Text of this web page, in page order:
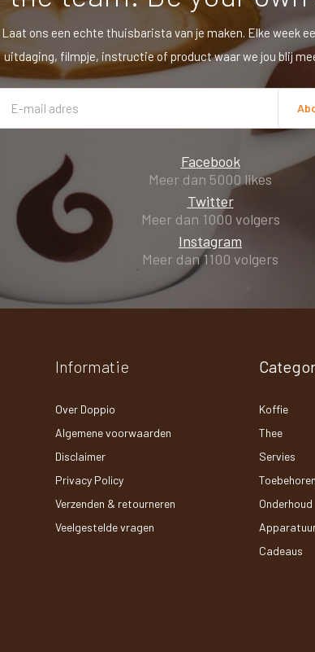
Laat ons een echte thuisbarista van je maken. Elke week
uitdaging, filmpje, instructie of product waar we jou blij
Facebook
Meer dan 5000 likes
Twitter
Meer dan 1000 volgers
Instagram
Meer dan 1100 volgers
Informatie
Over Doppio
Algemene voorwaarden
Disclaimer
Privacy Policy
Verzenden & retourneren
Veelgestelde vragen
Koffie
Thee
Servies
Toebehoren
Onderhoud
Cadeaus